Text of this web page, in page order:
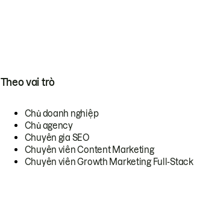
Theo vai trò
Chủ doanh nghiệp
Chủ agency
Chuyên gia SEO
Chuyên viên Content Marketing
Chuyên viên Growth Marketing Full-Stack